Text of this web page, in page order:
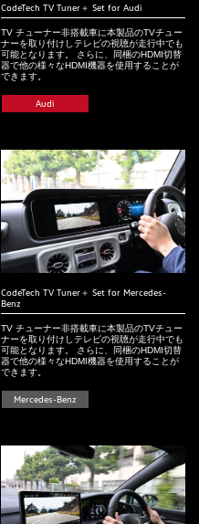
CodeTech TV Tuner＋ Set for Audi
TV チューナー非搭載車に本製品のTVチュー
ナーを取り付けしテレビの視聴が走行中でも
可能となります。 さらに、同梱のHDMI切替
器で他の様々なHDMI機器を使用することが
できます。
Audi
CodeTech TV Tuner＋ Set for Mercedes-
Benz
TV チューナー非搭載車に本製品のTVチュー
ナーを取り付けしテレビの視聴が走行中でも
可能となります。 さらに、同梱のHDMI切替
器で他の様々なHDMI機器を使用することが
できます。
Mercedes-Benz